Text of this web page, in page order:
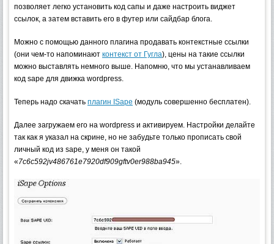
позволяет легко установить код сапы и даже настроить виджет
ссылок, а затем вставить его в футер или сайдбар блога.
Можно с помощью данного плагина продавать контекстные ссылки
(они чем-то напоминают контекст от Гугла), цены на такие ссылки
можно выставлять немного выше. Напомню, что мы устанавливаем
код sape для движка wordpress.
Теперь надо скачать плагин ISape (модуль совершенно бесплатен).
Далее загружаем его на wordpress и активируем. Настройки делайте
так как я указал на скрине, но не забудьте только прописать свой
личный код из sape, у меня он такой
«7c6c592jv486761e7920df909gftv0er988ba945».